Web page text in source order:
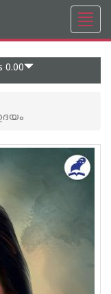
0.00